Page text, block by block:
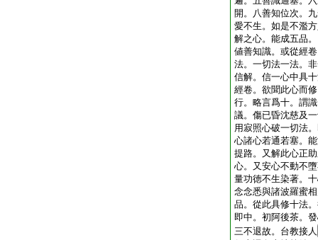
開。八善知位次。
愛不生。如是不濫
解之心。能成五品
値善知識。或從經
法。一切法一法。
信解。信一心中具
經卷。欲聞此心而
行。略言爲十。謂
議。傷已昏沈慈及
用寂照心破一切法
心諸心若通若塞。
提路。又解此心正
心。又安心不動不
量功徳不生染著。
念念悉與諸波羅蜜
品。從此具修十法
即中。初阿後茶。
三不退故。台教接人